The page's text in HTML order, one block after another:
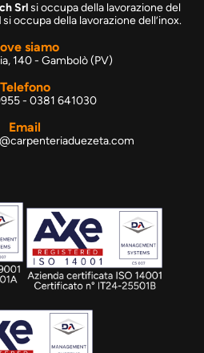
Srlsi occupa della lavorazione del
si occupa della lavorazione dell’inox.
siamo
140 - Gambolò (PV)
Telefono
- 0381 641030
Email